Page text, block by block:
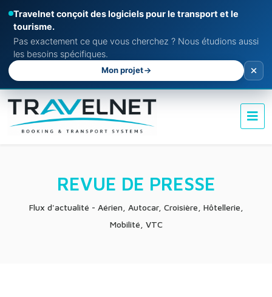
Travelnet conçoit des logiciels pour le transport et le
tourisme.
Pas exactement ce que vous cherchez ? Nous étudions aussi
les besoins spécifiques.
Mon projet
REVUE DE PRESSE
Flux d'actualité - Aérien, Autocar, Croisière, Hôtellerie,
Mobilité, VTC